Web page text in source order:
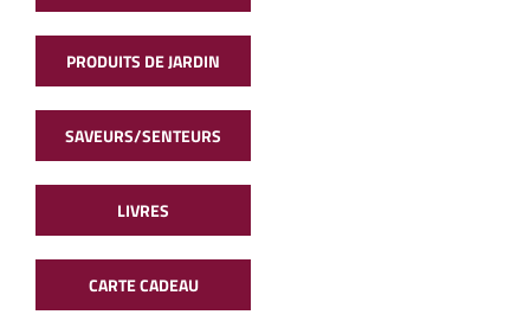
PRODUITS DE JARDIN
SAVEURS/SENTEURS
LIVRES
CARTE CADEAU